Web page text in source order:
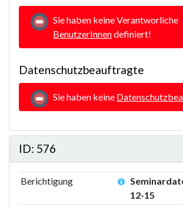
Sie haben keine Verantworliche
BenutzerInnendefiniert!
Datenschutzbeauftragte
Sie haben keine
ID: 576
Berichtigung
12-15